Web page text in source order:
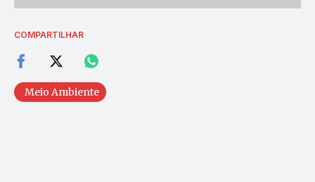
COMPARTILHAR
Meio Ambiente